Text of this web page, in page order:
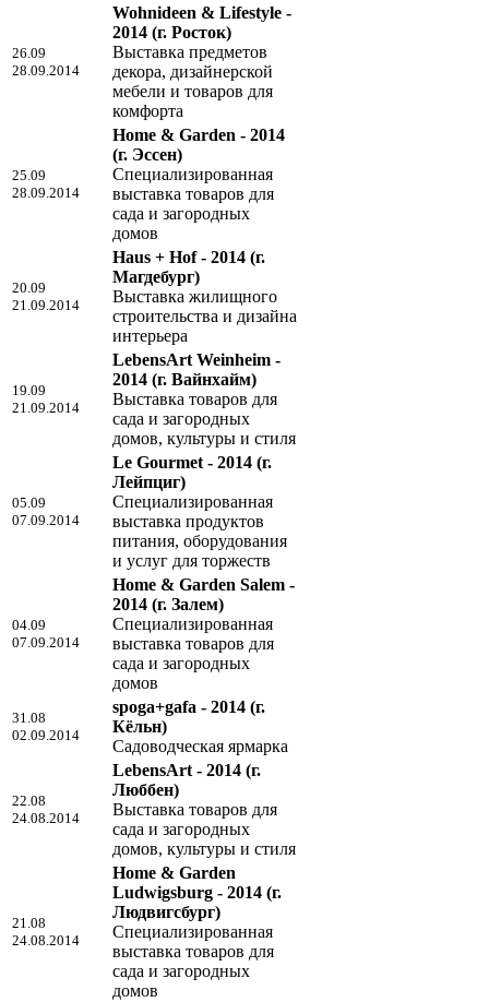
26.09
28.09.2014
Wohnideen & Lifestyle -
2014 (г. Росток)
Выставка предметов
декора, дизайнерской
мебели и товаров для
комфорта
25.09
28.09.2014
Home & Garden - 2014
(г. Эссен)
Специализированная
выставка товаров для
сада и загородных
домов
20.09
21.09.2014
Haus + Hof - 2014 (г.
Магдебург)
Выставка жилищного
строительства и дизайна
интерьера
19.09
21.09.2014
LebensArt Weinheim -
2014 (г. Вайнхайм)
Выставка товаров для
сада и загородных
домов, культуры и стиля
05.09
07.09.2014
Le Gourmet - 2014 (г.
Лейпциг)
Специализированная
выставка продуктов
питания, оборудования
и услуг для торжеств
04.09
07.09.2014
Home & Garden Salem -
2014 (г. Залем)
Специализированная
выставка товаров для
сада и загородных
домов
31.08
02.09.2014
spoga+gafa - 2014 (г.
Кёльн)
Садоводческая ярмарка
22.08
24.08.2014
LebensArt - 2014 (г.
Люббен)
Выставка товаров для
сада и загородных
домов, культуры и стиля
21.08
24.08.2014
Home & Garden
Ludwigsburg - 2014 (г.
Людвигсбург)
Специализированная
выставка товаров для
сада и загородных
домов